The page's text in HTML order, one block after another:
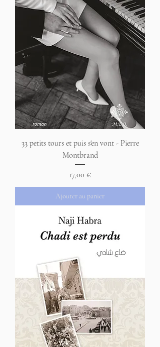
33 petits tours et puis s'en vont - Pierre
Montbrand
Prix
17,00 €
Ajouter au panier